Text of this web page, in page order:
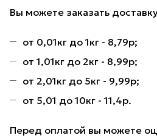
Вы можете заказать
от 0,01кг до 1кг - 8,79р;
от 1,01кг до 2кг - 8,99р;
от 2,01кг до 5кг - 9,99р;
от 5,01 до 10кг - 11,4р.
Перед оплатой вы можете